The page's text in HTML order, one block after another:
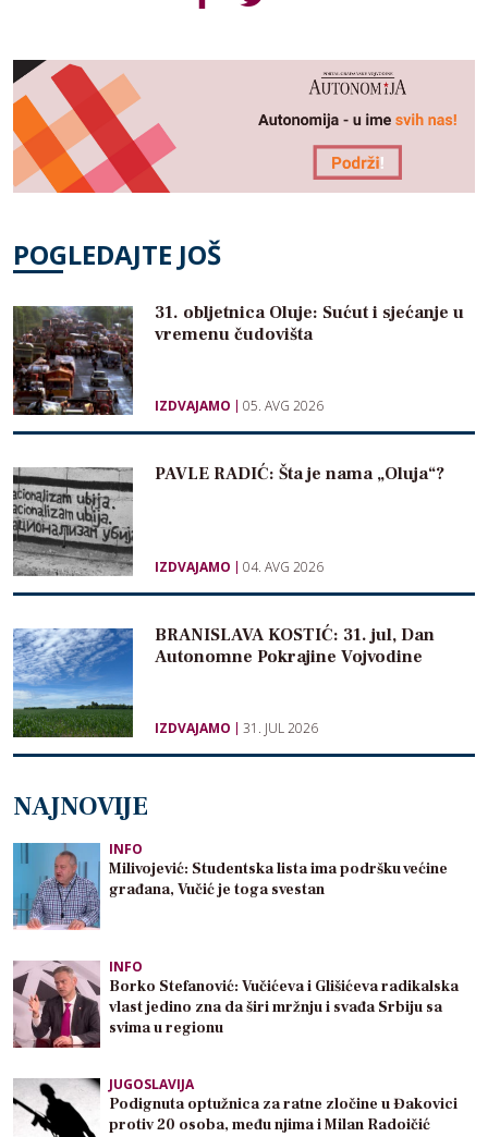
POGLEDAJTE JOŠ
31. obljetnica Oluje: Sućut i sjećanje u
vremenu čudovišta
IZDVAJAMO 05. AVG 2026
PAVLE RADIĆ: Šta je nama „Oluja“?
IZDVAJAMO 04. AVG 2026
BRANISLAVA KOSTIĆ: 31. jul, Dan
Autonomne Pokrajine Vojvodine
IZDVAJAMO 31. JUL 2026
NAJNOVIJE
INFO
Milivojević: Studentska lista ima podršku većine
građana, Vučić je toga svestan
INFO
Borko Stefanović: Vučićeva i Glišićeva radikalska
vlast jedino zna da širi mržnju i svađa Srbiju sa
svima u regionu
JUGOSLAVIJA
Podignuta optužnica za ratne zločine u Đakovici
protiv 20 osoba, među njima i Milan Radoičić